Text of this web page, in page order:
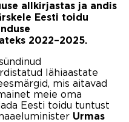
allkirjastas ja andis
Eesti toidu
2022–2025.
lähiaastate
mis aitavad
meie oma
Eesti toidu tuntust
Urmas